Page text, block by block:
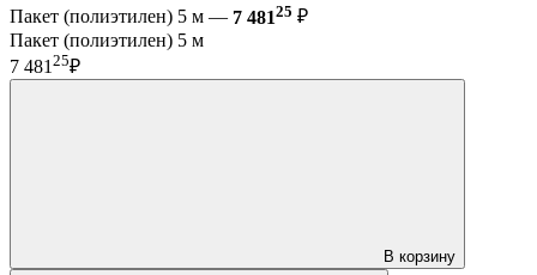
Пакет (полиэтилен) 5 м — 7 48125 ₽
Пакет (полиэтилен) 5 м
7 481 25₽
В корзину